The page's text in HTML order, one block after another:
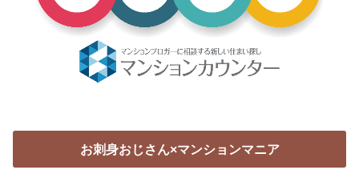
お刺身おじさん×マンションマニア